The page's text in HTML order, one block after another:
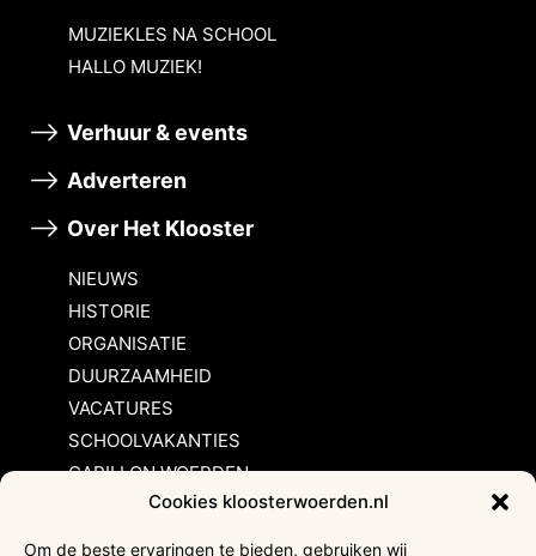
Cookies kloosterwoerden.nl
Om de beste ervaringen te bieden, gebruiken wij
MUZIEKLES NA SCHOOL
HALLO MUZIEK!
Verhuur & events
Adverteren
Over Het Klooster
NIEUWS
HISTORIE
ORGANISATIE
DUURZAAMHEID
VACATURES
SCHOOLVAKANTIES
CARILLON WOERDEN
Inschrijvingsvoorwaarden